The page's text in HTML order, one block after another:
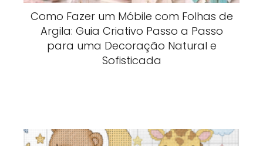
Como Fazer um Móbile com Folhas de
Argila: Guia Criativo Passo a Passo
para uma Decoração Natural e
Sofisticada